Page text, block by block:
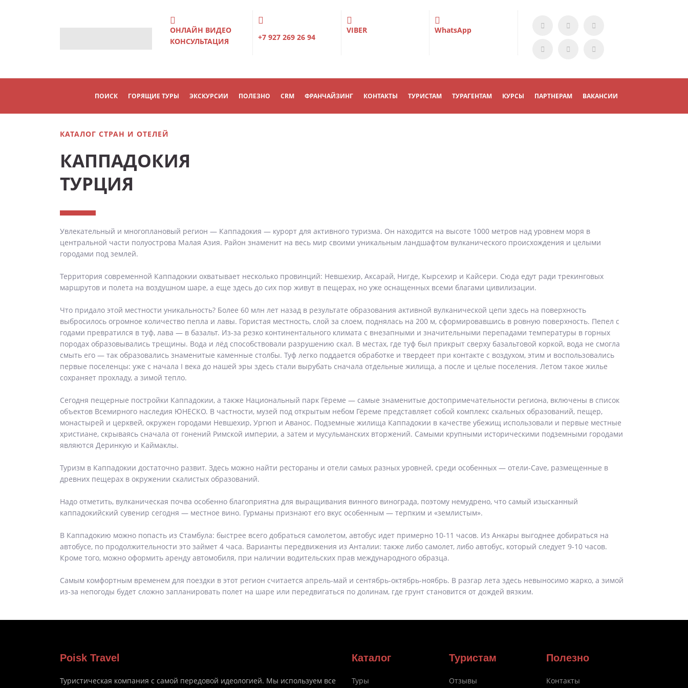
ОНЛАЙН ВИДЕО
КОНСУЛЬТАЦИЯ
+7 927 269 26 94
VIBER WhatsApp
ПОИСК ГОРЯЩИЕ ТУРЫ ЭКСКУРСИИ ПОЛЕЗНО CRM ФРАНЧАЙЗИНГ КОНТАКТЫ ТУРИСТАМ ТУРАГЕНТАМ КУРСЫ ПАРТНЕРАМ ВАКАНСИИ
КАТАЛОГ СТРАН И ОТЕЛЕЙ
КАППАДОКИЯ
ТУРЦИЯ
Увлекательный и многоплановый регион — Каппадокия — курорт для активного туризма. Он находится на высоте 1000 метров над уровнем моря в
центральной части полуострова Малая Азия. Район знаменит на весь мир своими уникальным ландшафтом вулканического происхождения и целыми
городами под землей.
Территория современной Каппадокии охватывает несколько провинций: Невшехир, Аксарай, Нигде, Кырсехир и Кайсери. Сюда едут ради трекинговых
маршрутов и полета на воздушном шаре, а еще здесь до сих пор живут в пещерах, но уже оснащенных всеми благами цивилизации.
Что придало этой местности уникальность? Более 60 млн лет назад в результате образования активной вулканической цепи здесь на поверхность
выбросилось огромное количество пепла и лавы. Гористая местность, слой за слоем, поднялась на 200 м, сформировавшись в ровную поверхность. Пепел с
годами превратился в туф, лава — в базальт. Из-за резко континентального климата с внезапными и значительными перепадами температуры в горных
породах образовывались трещины. Вода и лёд способствовали разрушению скал. В местах, где туф был прикрыт сверху базальтовой коркой, вода не смогла
смыть его — так образовались знаменитые каменные столбы. Туф легко поддается обработке и твердеет при контакте с воздухом, этим и воспользовались
первые поселенцы: уже с начала I века до нашей эры здесь стали вырубать сначала отдельные жилища, а после и целые поселения. Летом такое жилье
сохраняет прохладу, а зимой тепло.
Сегодня пещерные постройки Каппадокии, а также Национальный парк Гёреме — самые знаменитые достопримечательности региона, включены в список
объектов Всемирного наследия ЮНЕСКО. В частности, музей под открытым небом Гёреме представляет собой комплекс скальных образований, пещер,
монастырей и церквей, окружен городами Невшехир, Ургюп и Аванос. Подземные жилища Каппадокии в качестве убежищ использовали и первые местные
христиане, скрываясь сначала от гонений Римской империи, а затем и мусульманских вторжений. Самыми крупными историческими подземными городами
являются Деринкую и Каймаклы.
Туризм в Каппадокии достаточно развит. Здесь можно найти рестораны и отели самых разных уровней, среди особенных — отели-Cave, размещенные в
древних пещерах в окружении скалистых образований.
Надо отметить, вулканическая почва особенно благоприятна для выращивания винного винограда, поэтому немудрено, что самый изысканный
каппадокийский сувенир сегодня — местное вино. Гурманы признают его вкус особенным — терпким и «землистым».
В Каппадокию можно попасть из Стамбула: быстрее всего добраться самолетом, автобус идет примерно 10-11 часов. Из Анкары выгоднее добираться на
автобусе, по продолжительности это займет 4 часа. Варианты передвижения из Анталии: также либо самолет, либо автобус, который следует 9-10 часов.
Кроме того, можно оформить аренду автомобиля, при наличии водительских прав международного образца.
Самым комфортным временем для поездки в этот регион считается апрель-май и сентябрь-октябрь-ноябрь. В разгар лета здесь невыносимо жарко, а зимой
из-за непогоды будет сложно запланировать полет на шаре или передвигаться по долинам, где грунт становится от дождей вязким.
Poisk Travel
Туристическая компания с самой передовой идеологией. Мы используем все
Каталог
Туры
Туристам
Отзывы
Полезно
Контакты